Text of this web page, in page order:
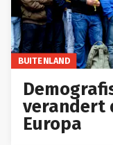
BUITENLAND
verandert
Europa